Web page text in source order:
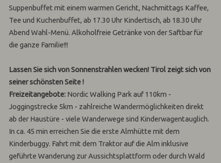
Suppenbuffet mit einem warmen Gericht, Nachmittags Kaffee,
Tee und Kuchenbuffet, ab 17.30 Uhr Kindertisch, ab 18.30 Uhr
Abend Wahl-Menü. Alkoholfreie Getränke von der Saftbar für
die ganze Familie!!!
Lassen Sie sich von Sonnenstrahlen wecken! Tirol zeigt sich von
seiner schönsten Seite !
Freizeitangebote: Nordic Walking Park auf 110km -
Joggingstrecke 5km - zahlreiche Wandermöglichkeiten direkt
ab der Haustüre - viele Wanderwege sind Kinderwagentauglich.
In ca. 45 min erreichen Sie die erste Almhütte mit dem
Kinderbuggy. Fahrt mit dem Traktor auf die Alm inklusive
geführte Wanderung zur Aussichtsplattform oder durch Wald